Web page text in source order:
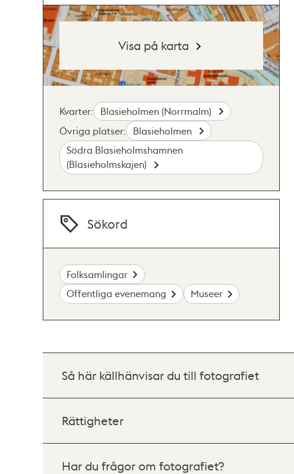
Visa på karta
Kvarter:
Blasieholmen (Norrmalm)
Övriga platser:
Blasieholmen
Södra Blasieholmshamnen
(Blasieholmskajen)
Sökord
Folksamlingar
Offentliga evenemang
Museer
Så här källhänvisar du till fotografiet
Rättigheter
Har du frågor om fotografiet?